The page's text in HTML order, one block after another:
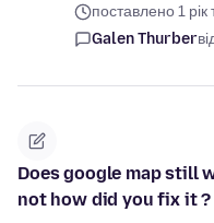
поставлено 1 рік
Galen Thurber
Does google map still
not how did you fix it ?